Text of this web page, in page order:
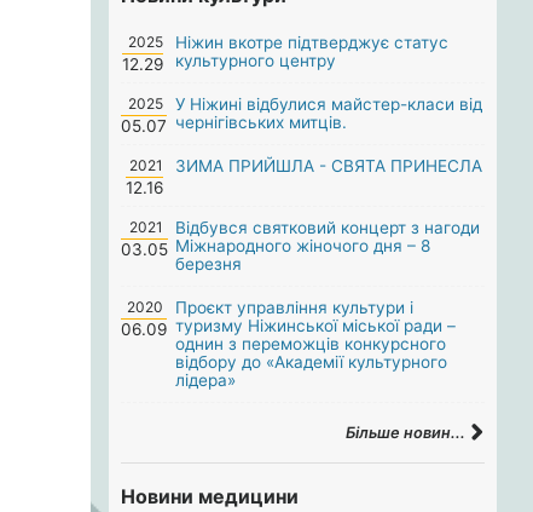
2025
12.29
Ніжин вкотре підтверджує статус
культурного центру
2025
05.07
У Ніжині відбулися майстер-класи від
чернігівських митців.
2021
12.16
ЗИМА ПРИЙШЛА - СВЯТА ПРИНЕСЛА
2021
03.05
Відбувся святковий концерт з нагоди
Міжнародного жіночого дня – 8
березня
2020
06.09
Проєкт управління культури і
туризму Ніжинської міської ради –
однин з переможців конкурсного
відбору до «Академії культурного
лідера»
Більше новин...
Новини медицини